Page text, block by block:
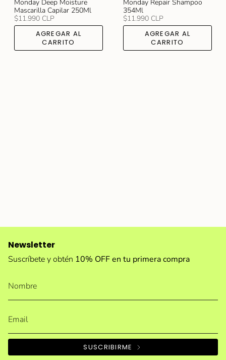
Monday Deep Moisture
Mascarilla Capilar 250Ml
$11.990 CLP
AGREGAR AL
CARRITO
Monday Repair Shampoo
354Ml
$11.990 CLP
AGREGAR AL
CARRITO
Newsletter
Suscríbete y obtén 10% OFF en tu primera compra
SUSCRIBIRME